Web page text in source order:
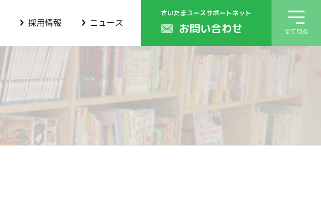
採用情報 ニュース
さいたまユースサポートネット
お問い合わせ 全て見る